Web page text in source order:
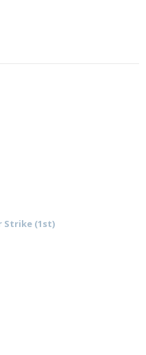
Strike (1st)